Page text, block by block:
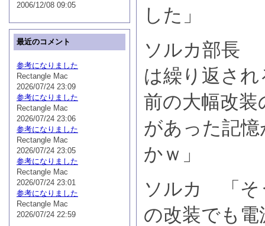
した」
ソルカ部長
は繰り返さ
前の大幅改
があった記
かｗ」
ソルカ 「そ
の改装でも
2006/12/08 09:05
最近のコメント
参考になりました
Rectangle Mac
2026/07/24 23:09
参考になりました
Rectangle Mac
2026/07/24 23:06
参考になりました
Rectangle Mac
2026/07/24 23:05
参考になりました
Rectangle Mac
2026/07/24 23:01
参考になりました
Rectangle Mac
2026/07/24 22:59